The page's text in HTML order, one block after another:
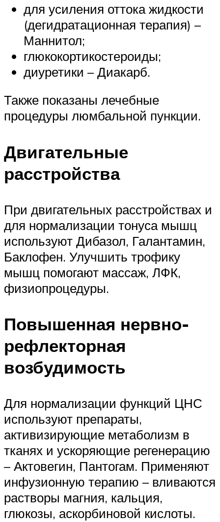
для усиления оттока жидкости
(дегидратационная терапия) –
Маннитол;
глюкокортикостероиды;
диуретики – Диакарб.
Также показаны лечебные
процедуры люмбальной пункции.
Двигательные
расстройства
При двигательных расстройствах и
для нормализации тонуса мышц
используют Дибазол, Галантамин,
Баклофен. Улучшить трофику
мышц помогают массаж, ЛФК,
физиопроцедуры.
Повышенная нервно-
рефлекторная
возбудимость
Для нормализации функций ЦНС
используют препараты,
активизирующие метаболизм в
тканях и ускоряющие регенерацию
– Актовегин, Пантогам. Применяют
инфузионную терапию – вливаются
растворы магния, кальция,
глюкозы, аскорбиновой кислоты.